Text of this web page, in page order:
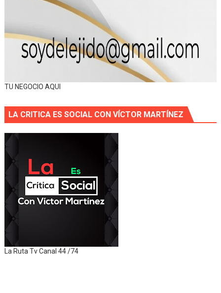
TU NEGOCIO AQUI
LA CRITICA ES SOCIAL CON VÍCTOR MARTÍNEZ
La Ruta Tv Canal 44 /74